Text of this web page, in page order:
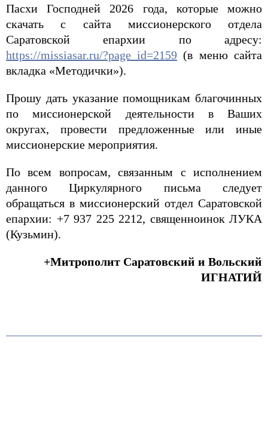
Пасхи Господней 2026 года, которые можно
скачать с сайта миссионерского отдела
Саратовской епархии по адресу:
https://missiasar.ru/?page_id=2159 (в меню сайта
вкладка «Методички»).
Прошу дать указание помощникам благочинных
по миссионерской деятельности в Ваших
округах, провести предложенные или иные
миссионерские мероприятия.
По всем вопросам, связанным с исполнением
данного Циркулярного письма следует
обращаться в миссионерский отдел Саратовской
епархии: +7 937 225 2212, священноинок ЛУКА
(Кузьмин).
+Митрополит Саратовский и Вольский
ИГНАТИЙ